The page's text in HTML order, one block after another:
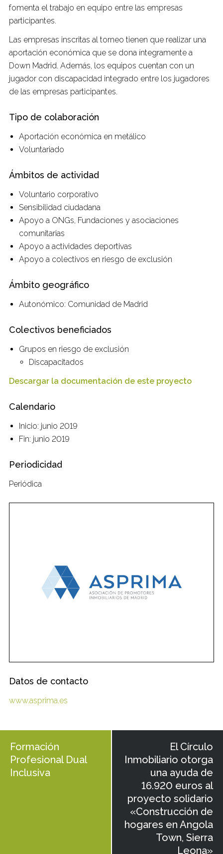
fomenta el trabajo en equipo entre las empresas
participantes.
Las empresas inscritas al torneo tienen que realizar una
aportación económica que se dona íntegramente a
Down Madrid. Además, los equipos cuentan con un
jugador con discapacidad integrado entre los jugadores
de las empresas participantes.
Tipo de colaboración
Aportación económica en metálico
Voluntariado
Ámbitos de actividad
Voluntario corporativo
Sensibilidad ciudadana
Apoyo a ONGs, Fundaciones y asociaciones
comunitarias
Apoyo a actividades deportivas
Apoyo a colectivos en riesgo de exclusión
Ámbito geográfico
Autonómico: Comunidad de Madrid
Colectivos beneficiados
Grupos en riesgo de exclusión
Discapacitados
Descargar la documentación de este proyecto
Calendario
Inicio: junio 2019
Fin: junio 2019
Periodicidad
Periódica
Datos de contacto
www.asprima.es
Formación
Profesional Dual
Inclusiva
El Círculo
Inmobiliario otorga
una ayuda de
16.920 euros al
proyecto solidario
«Construcción de
hogares en Angola
Town, Sierra
Leona»